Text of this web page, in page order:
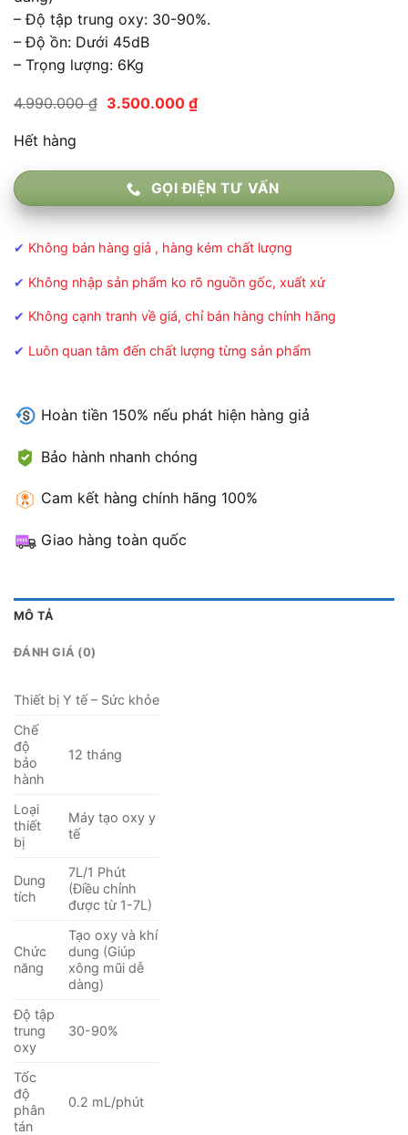
– Độ tập trung oxy: 30-90%.
– Độ ồn: Dưới 45dB
– Trọng lượng: 6Kg
4.990.000₫ Giá
3.500.000 ₫Giá
hiện
Hết hàng
GỌI ĐIỆN TƯ VẤN
✔ Không bán hàng giả , hàng kém chất lượng
✔ Không nhập sản phẩm ko rõ nguồn gốc, xuất xứ
✔ Không cạnh tranh về giá, chỉ bán hàng chính hãng
✔ Luôn quan tâm đến chất lượng từng sản phẩm
Hoàn tiền 150% nếu phát hiện hàng giả
Bảo hành nhanh chóng
Cam kết hàng chính hãng 100%
Giao hàng toàn quốc
MÔ TẢ
ĐÁNH GIÁ (0)
Thiết bị Y tế – Sức khỏe
Chế
độ
bảo
hành
12 tháng
Loại
thiết
bị
Máy tạo oxy y
tế
Dung
tích
7L/1 Phút
(Điều chỉnh
được từ 1-7L)
Chức
năng
Tạo oxy và khí
dung (Giúp
xông mũi dễ
dàng)
Độ tập
trung
oxy
30-90%
Tốc
độ
phân
tán
0.2 mL/phút